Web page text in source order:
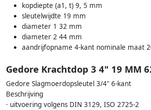
kopdiepte (a1, t) 9, 5 mm
sleutelwijdte 19 mm
diameter 1 32 mm
diameter 2 44 mm
aandrijfopname 4-kant nominale maat
Gedore Krachtdop 3 4" 19 MM
Gedore Slagmoerdopsleutel 3/4" 6-kant
Beschrijving
· uitvoering volgens DIN 3129, ISO 2725-2